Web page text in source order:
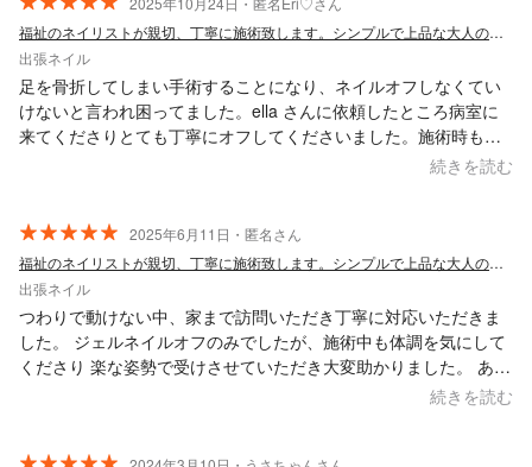
福祉のネイリストが親切、丁寧に施術致します。シンプルで上品な大人のネイルを…
出張ネイル
足を骨折してしまい手術することになり、ネイルオフしなくてい
けないと言われ困ってました。ella さんに依頼したところ病室に
来てくださりとても丁寧にオフしてくださいました。施術時も和
やかにお話ししてくださりとてもリラックスすることが出来まし
続きを読む
2025年6月11日・匿名さん
福祉のネイリストが親切、丁寧に施術致します。シンプルで上品な大人のネイルを…
出張ネイル
つわりで動けない中、家まで訪問いただき丁寧に対応いただきま
した。 ジェルネイルオフのみでしたが、施術中も体調を気にして
くださり 楽な姿勢で受けさせていただき大変助かりました。 あり
続きを読む